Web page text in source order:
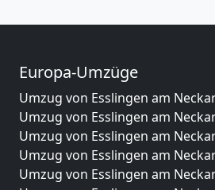
Europa-Umzüge
Umzug von Esslingen am
Umzug von Esslingen am
Umzug von Esslingen am
Umzug von Esslingen am
Umzug von Esslingen am